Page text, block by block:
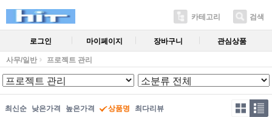
카테고리 검색
로그인 마이페이지 장바구니 관심상품
사무/일반 프로젝트 관리
최신순 낮은가격 높은가격 상품명 최다리뷰